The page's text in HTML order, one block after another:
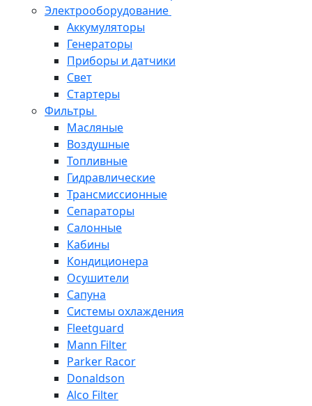
Электрооборудование
Аккумуляторы
Генераторы
Приборы и датчики
Свет
Стартеры
Фильтры
Масляные
Воздушные
Топливные
Гидравлические
Трансмиссионные
Сепараторы
Салонные
Кабины
Кондиционера
Осушители
Сапуна
Системы охлаждения
Fleetguard
Mann Filter
Parker Racor
Donaldson
Alco Filter